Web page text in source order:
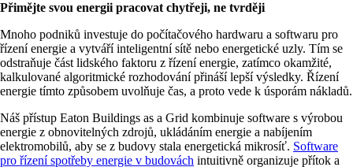
Přimějte svou energii pracovat chytřeji, ne tvrději
Mnoho podniků investuje do počítačového hardwaru a softwaru pro
řízení energie a vytváří inteligentní sítě nebo energetické uzly. Tím se
odstraňuje část lidského faktoru z řízení energie, zatímco okamžité,
kalkulované algoritmické rozhodování přináší lepší výsledky. Řízení
energie tímto způsobem uvolňuje čas, a proto vede k úsporám nákladů.
Náš přístup Eaton Buildings as a Grid kombinuje software s výrobou
energie z obnovitelných zdrojů, ukládáním energie a nabíjením
elektromobilů, aby se z budovy stala energetická mikrosíť. Software
pro řízení spotřeby energie v budovách intuitivně organizuje přítok a